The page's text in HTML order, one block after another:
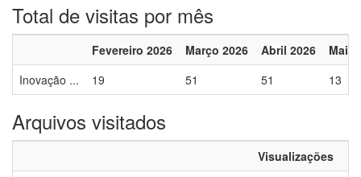
Total de visitas por mês
Fevereiro 2026 Março 2026 Abril 2026
Maio
Inovação ...
19 51 51 13
Arquivos visitados
Visualizações